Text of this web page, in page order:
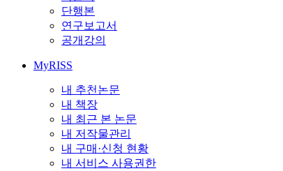
단행본
연구보고서
공개강의
MyRISS
내 추천논문
내 책장
내 최근 본 논문
내 저작물관리
내 구매·신청 현황
내 서비스 사용권한